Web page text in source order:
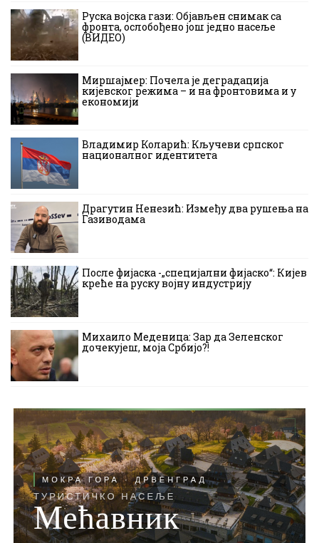
Руска војска гази: Објављен снимак са
фронта, ослобођено још једно насеље
(ВИДЕО)
Миршајмер: Почела је деградација
кијевског режима – и на фронтовима и у
економији
Владимир Коларић: Кључеви српског
националног идентитета
Драгутин Ненезић: Између два рушења на
Газиводама
После фијаска -„специјални фијаско“: Кијев
креће на руску војну индустрију
Михаило Меденица: Зар да Зеленског
дочекујеш, моја Србијо?!